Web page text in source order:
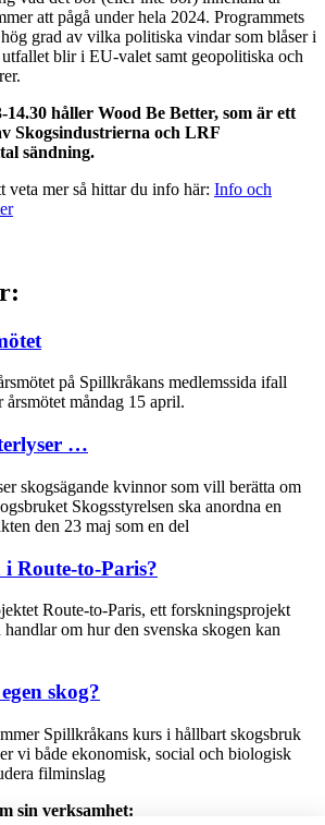
att pågå under hela 2024. Programmets
grad av vilka politiska vindar som blåser i
blir i EU-valet samt geopolitiska och
håller Wood Be Better, som är ett
Skogsindustrierna och LRF
sändning.
veta mer så hittar du info här: Info och
på Spillkråkans medlemssida ifall
måndag 15 april.
…
skogsägande kvinnor som vill berätta om
Skogsstyrelsen ska anordna en
den 23 maj som en del
Route-to-Paris?
Route-to-Paris, ett forskningsprojekt
om hur den svenska skogen kan
skog?
Spillkråkans kurs i hållbart skogsbruk
vi både ekonomisk, social och biologisk
filminslag
sin verksamhet: